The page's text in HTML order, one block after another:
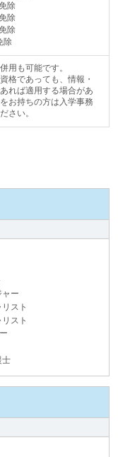
除
除
除
除
用も可能です。
格であっても、情報・
れば適用する場合があ
お持ちの方は入学事務
さい。
ャー
スト
スト
士